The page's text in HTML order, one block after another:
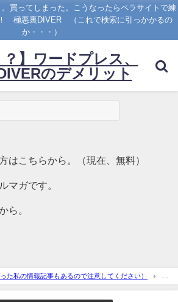
買ってしまった。こうなったらペラサイトで練
極悪裏DIVER （これで検索に引っかかるの
か・・・）
？】ワードプレス、
のデメリット
はこちらから。（現在、無料）
マガです。
ら。
た私の情報記事もあるので注意してください）
（ファイブアラ）により、１００％抑制できることを